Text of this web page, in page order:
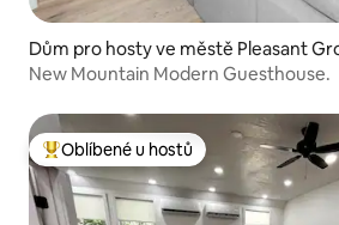
Dům pro hosty ve městě Pleasant
New Mountain Modern Guesthouse.
Nejlepší v kategorii Oblíbené u hostů
Oblíbené u hostů